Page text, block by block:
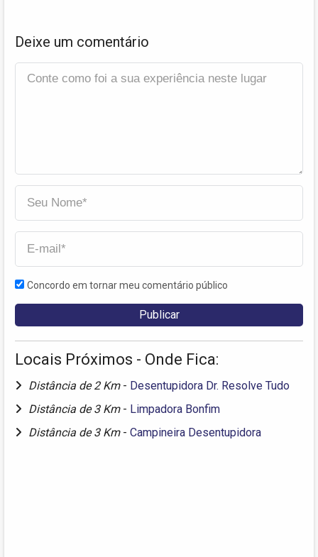
Deixe um comentário
Concordo em tornar meu comentário público
Locais Próximos - Onde Fica:
Distância de 2 Km - Desentupidora Dr. Resolve Tudo
Distância de 3 Km - Limpadora Bonfim
Distância de 3 Km - Campineira Desentupidora